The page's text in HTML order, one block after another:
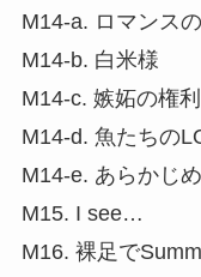
M14-a. ロマンス
M14-b. 白米様
M14-c. 嫉妬の権利
M14-d. 魚たちの
M14-e. あらかじ
M15. I see…
M16. 裸足で